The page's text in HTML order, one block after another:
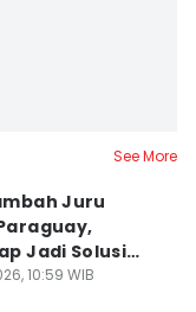
See More
Juru
Jadi Solusi
Pencetak Gol
10:59 WIB